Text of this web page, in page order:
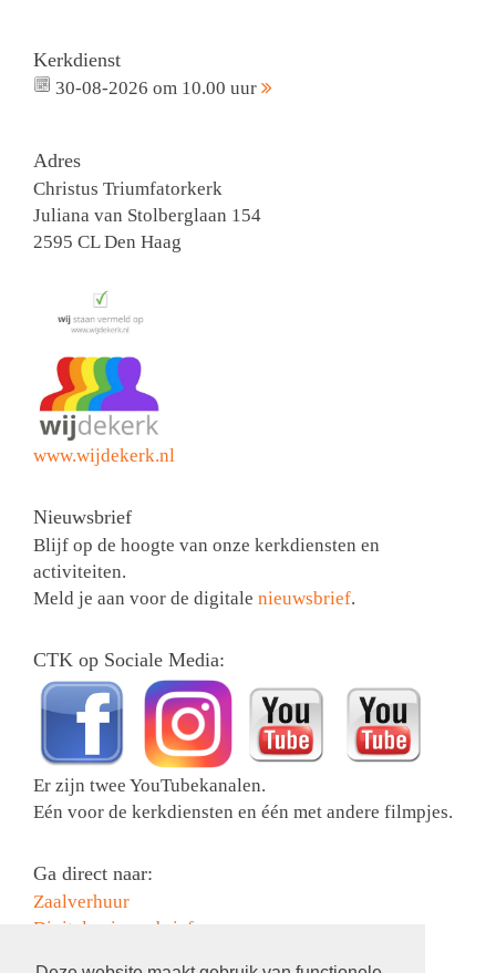
Kerkdienst
30-08-2026 om 10.00 uur
Adres
Christus Triumfatorkerk
Juliana van Stolberglaan 154
2595 CL Den Haag
www.wijdekerk.nl
Nieuwsbrief
Blijf op de hoogte van onze kerkdiensten en
activiteiten.
Meld je aan voor de digitale nieuwsbrief.
CTK op Sociale Media:
Er zijn twee YouTubekanalen.
Eén voor de kerkdiensten en één met andere filmpjes.
Ga direct naar:
Zaalverhuur
Digitale nieuwsbrief